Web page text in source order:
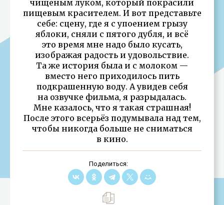
чищеным луком, который покрасили
пищевым красителем. И вот представьте
себе: сцену, где я с упоением грызу
яблоки, сняли с пятого дубля, и всё
это время мне надо было кусать,
изображая радость и удовольствие.
Та же история была и с молоком —
вместо него приходилось пить
подкрашенную воду. А увидев себя
на озвучке фильма, я разрыдалась.
Мне казалось, что я такая страшная!
После этого всерьёз подумывала над тем,
чтобы никогда больше не сниматься
в кино.
Поделиться: